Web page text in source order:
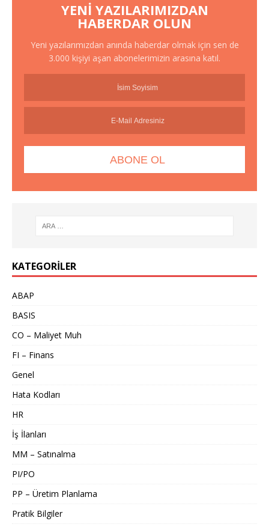
YENI YAZILARIMIZDAN
HABERDAR OLUN
Yeni yazılarımızdan anında haberdar olmak için sen de
3.000 kişiyi aşan abonelerimizin arasına katıl.
KATEGORILER
ABAP
BASIS
CO – Maliyet Muh
FI – Finans
Genel
Hata Kodları
HR
İş İlanları
MM – Satınalma
PI/PO
PP – Üretim Planlama
Pratik Bilgiler